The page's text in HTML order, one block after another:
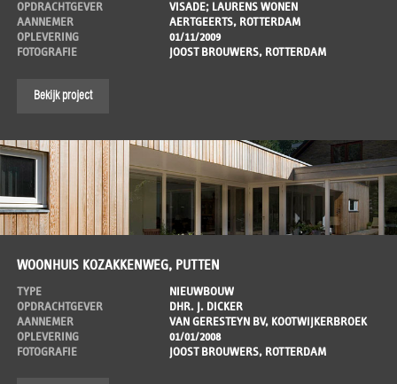
OPDRACHTGEVER
VISADE; LAURENS WONEN
AANNEMER
AERTGEERTS, ROTTERDAM
OPLEVERING
01/11/2009
FOTOGRAFIE
JOOST BROUWERS, ROTTERDAM
Bekijk project
WOONHUIS KOZAKKENWEG, PUTTEN
TYPE
NIEUWBOUW
OPDRACHTGEVER
DHR. J. DICKER
AANNEMER
VAN GERESTEYN BV, KOOTWIJKERBROEK
OPLEVERING
01/01/2008
FOTOGRAFIE
JOOST BROUWERS, ROTTERDAM